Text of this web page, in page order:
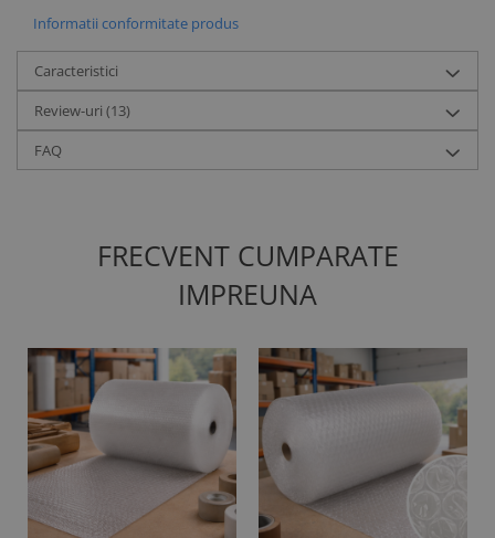
Informatii conformitate produs
Caracteristici
Review-uri (13)
FAQ
FRECVENT CUMPARATE
IMPREUNA